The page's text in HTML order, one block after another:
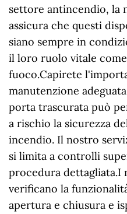
settore antincendio, la
assicura che questi
siano sempre in
il loro ruolo vitale
fuoco.Capirete
manutenzione
porta trascurata può
a rischio la sicurezza
incendio. Il nostro
si limita a controlli
procedura dettagliata.I
verificano la
apertura e chiusura e